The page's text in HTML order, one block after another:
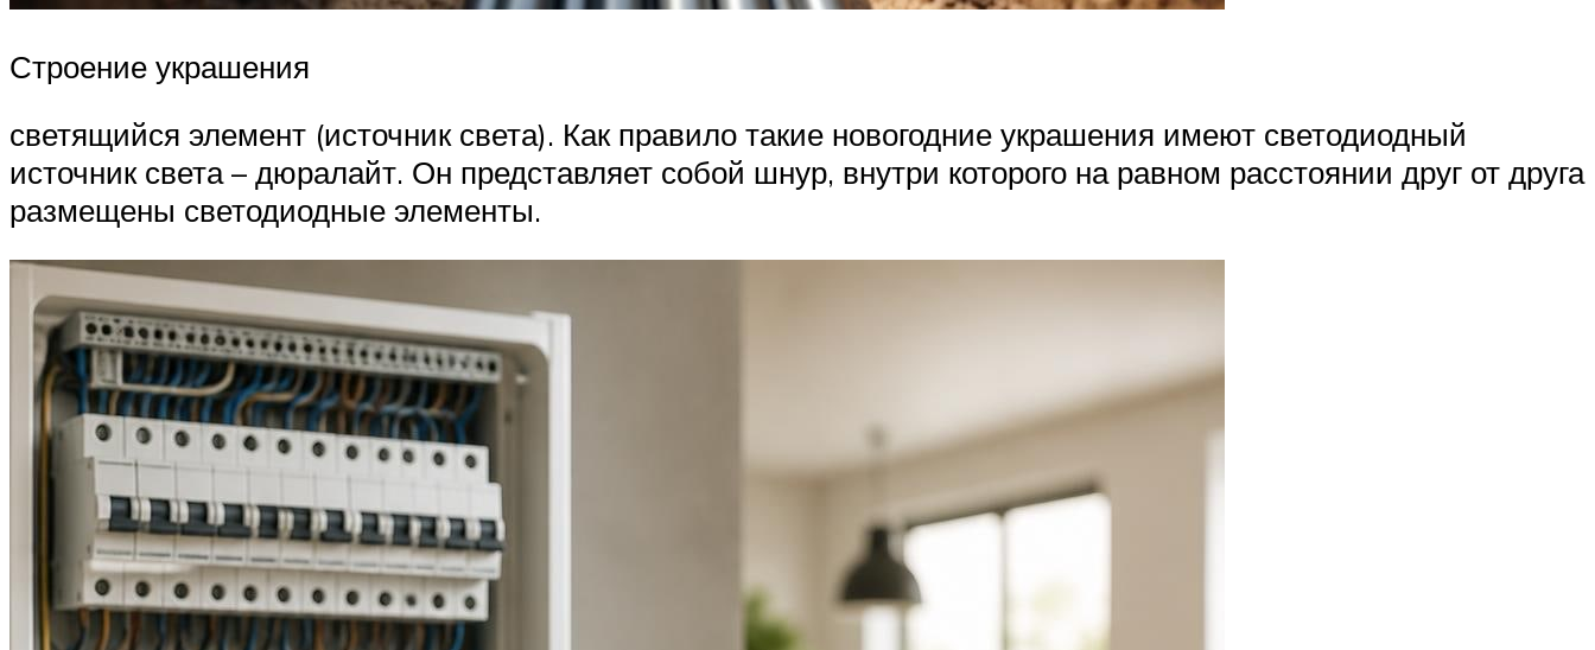
Строение украшения
светящийся элемент (источник света). Как правило такие новогодние украшения имеют светодиодный
источник света – дюралайт. Он представляет собой шнур, внутри которого на равном расстоянии друг от друга
размещены светодиодные элементы.